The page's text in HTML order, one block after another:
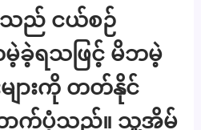
းသည် ငယ်စဉ်
ရသဖြင့် မိဘမဲ့
ျားကို တတ်နိုင်
ောက်ပံ့သည်။ သူ့အိမ်